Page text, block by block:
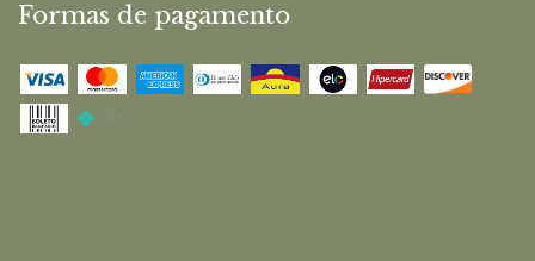
Formas de pagamento